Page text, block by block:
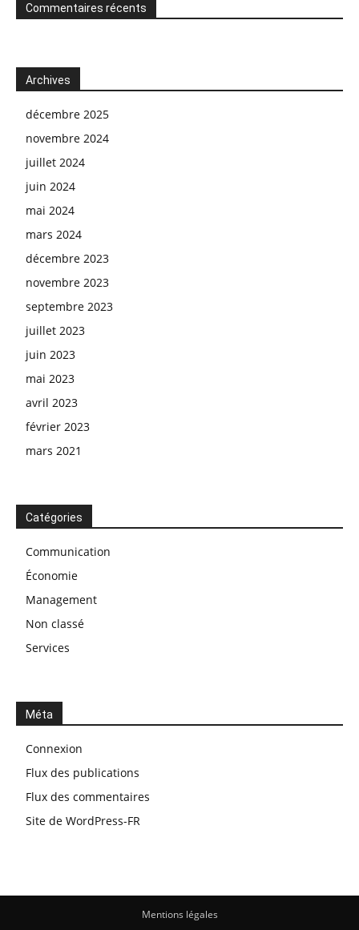
Commentaires récents
Archives
décembre 2025
novembre 2024
juillet 2024
juin 2024
mai 2024
mars 2024
décembre 2023
novembre 2023
septembre 2023
juillet 2023
juin 2023
mai 2023
avril 2023
février 2023
mars 2021
Catégories
Communication
Économie
Management
Non classé
Services
Méta
Connexion
Flux des publications
Flux des commentaires
Site de WordPress-FR
Mentions légales